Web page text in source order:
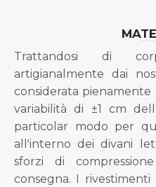
Trattandosi di
artigianalmente dai
considerata
variabilità di ±1 cm
particolar modo per
all'interno dei divani
sforzi di
consegna. I